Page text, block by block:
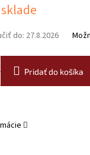
do: 27.8.2026
Pridať do košíka